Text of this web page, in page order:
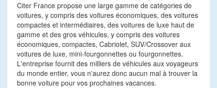
Citer France propose une large gamme de catégories de
voitures, y compris des voitures économiques, des voitures
compactes et intermédiaires, des voitures de luxe haut de
gamme et des gros véhicules, y compris des voitures
économiques, compactes, Cabriolet, SUV/Crossover aux
voitures de luxe, mini-fourgonnettes ou fourgonnettes.
L'entreprise fournit des milliers de véhicules aux voyageurs
du monde entier, vous n'aurez donc aucun mal à trouver la
bonne voiture pour vos prochaines vacances.